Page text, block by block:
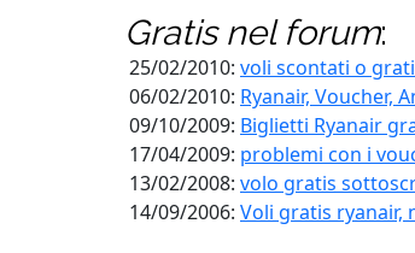
Gratisnel forum:
25/02/2010: voli scontati o gratis
06/02/2010: Ryanair, Voucher,
09/10/2009: Biglietti Ryanair
17/04/2009: problemi con i
13/02/2008: volo gratis
14/09/2006: Voli gratis ryanair,